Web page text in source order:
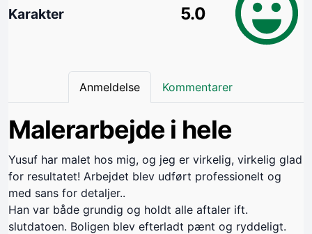
Karakter 5.0
Anmeldelse Kommentarer
Malerarbejde i hele
Yusuf har malet hos mig, og jeg er virkelig, virkelig glad
for resultatet! Arbejdet blev udført professionelt og
med sans for detaljer..
Han var både grundig og holdt alle aftaler ift.
slutdatoen. Boligen blev efterladt pænt og ryddeligt.